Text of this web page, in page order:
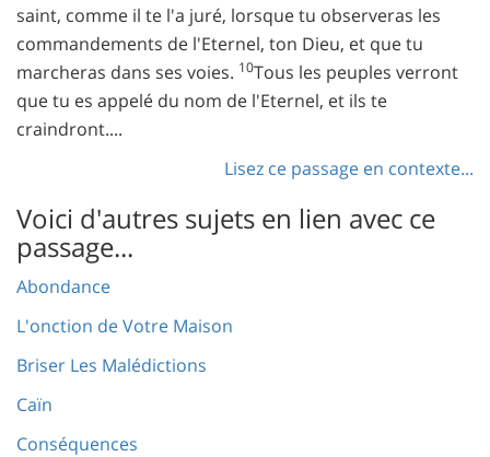
saint, comme il te l'a juré, lorsque tu observeras les
commandements de l'Eternel, ton Dieu, et que tu
marcheras dans ses voies. 10Tous les peuples verront
que tu es appelé du nom de l'Eternel, et ils te
craindront....
Lisez ce passage en contexte...
Voici d'autres sujets en lien avec ce
passage...
Abondance
L'onction de Votre Maison
Briser Les Malédictions
Caïn
Conséquences